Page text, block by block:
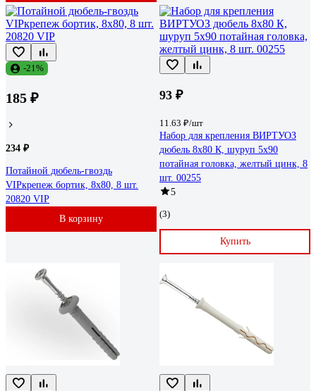
-21%
185 ₽
234 ₽
Потайной дюбель-гвоздь
VIPкрепеж бортик, 8х80, 8 шт.
20820 VIP
В корзину
93 ₽
11.63 ₽/шт
Набор для крепления ВИРТУОЗ
дюбель 8х80 К, шуруп 5х90
потайная головка, желтый цинк, 8
шт. 00255
5
(3)
Купить